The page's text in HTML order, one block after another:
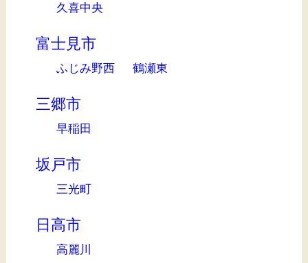
久喜中央
富士見市
ふじみ野西 鶴瀬東
三郷市
早稲田
坂戸市
三光町
日高市
高麗川